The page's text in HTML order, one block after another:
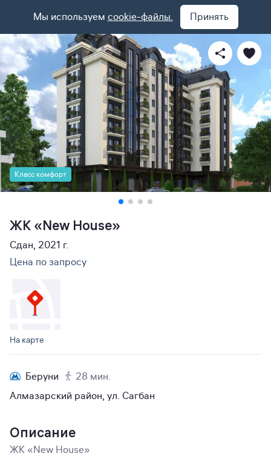
Мы используем cookie-файлы. Принять
Класс комфорт
ЖК «New House»
Сдан, 2021 г.
Цена по запросу
На карте
Беруни
28 мин.
Алмазарский район, ул. Сагбан
Описание
ЖК «New House»